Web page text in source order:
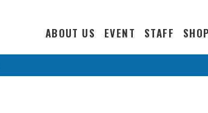
ABOUT US EVENT STAFF